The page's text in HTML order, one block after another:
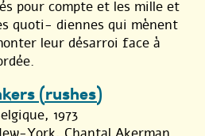
pour compte et les mille et
quoti- diennes qui mènent
leur désarroi face à
(rushes)
1973